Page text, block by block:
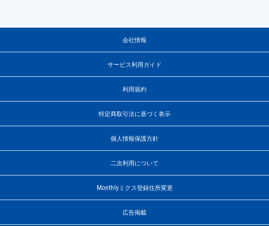
会社情報
サービス利用ガイド
利用規約
特定商取引法に基づく表示
個人情報保護方針
二次利用について
Monthlyミクス登録住所変更
広告掲載